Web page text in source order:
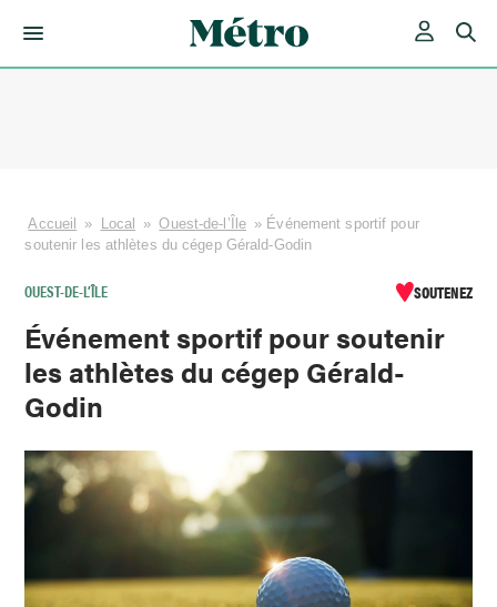
Accueil » Local » Ouest-de-l’Île » Événement sportif pour
soutenir les athlètes du cégep Gérald-Godin
OUEST-DE-L’ÎLE SOUTENEZ
Événement sportif pour soutenir
les athlètes du cégep Gérald-
Godin